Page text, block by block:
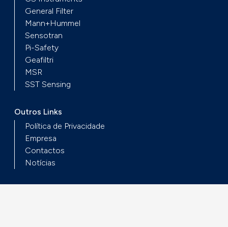
General Filter
Mann+Hummel
Sensotran
Pi-Safety
Geafiltri
MSR
SST Sensing
Outros Links
Política de Privacidade
Empresa
Contactos
Notícias